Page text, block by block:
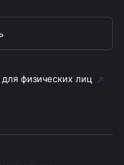
для физических лиц